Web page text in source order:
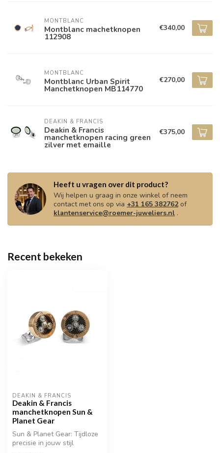
MONTBLANC
Montblanc machetknopen
112908
€340,00
MONTBLANC
Montblanc Urban Spirit
Manchetknopen MB114770
€270,00
DEAKIN & FRANCIS
Deakin & Francis
manchetknopen racing green
zilver met emaille
€375,00
Heeft u vragen over dit product?
Wij helpen u graag in onze winkel of neem
contact met ons op via +31 165 382762of
klantenservice@roemer-juweliers.nl .
Recent bekeken
DEAKIN & FRANCIS
Deakin & Francis
manchetknopen Sun &
Planet Gear
Sun & Planet Gear: Tijdloze
precisie in jouw stijl